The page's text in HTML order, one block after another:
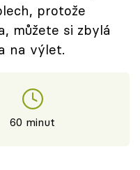
protože
můžete si zbylá
na výlet.
60 minut